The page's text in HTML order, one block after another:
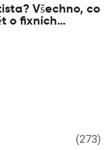
Všechno, co
o fixních
(273)